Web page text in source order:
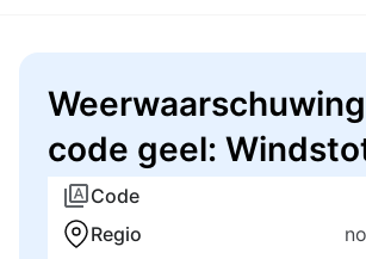
code geel:
Code
Regio